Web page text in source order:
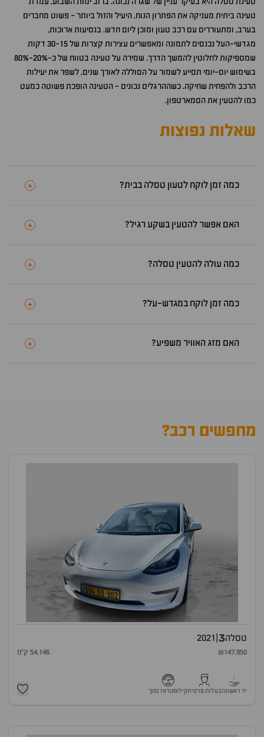
טעינה ביתית מעניקה את הפתרון הנוח, היעיל והזול ביותר - פשוט מחברים
בערב, ומתעוררים עם רכב טעון ומוכן ליום חדש. בנסיעות ארוכות,
מגדשי-העל נכנסים לתמונה ומאפשרים עצירות קצרות של 30-15 דקות
שמספיקות לחלוטין להמשך הדרך. שמירה על טעינה בטווח של כ-20%-80%
בשימוש יום-יומי תסייע לשמור על הסוללה לאורך שנים, לשפר את יעילות
הרכב ולהפחית שחיקה. כשההרגלים נכונים - הטעינה הופכת פשוטה כמעט
כמו להטעין את הסמארטפון.
שאלות נפוצות
כמה זמן לוקח לטעון טסלה בבית? +
האם אפשר להטעין בשקע רגיל? +
כמה עולה להטעין טסלה? +
כמה זמן לוקח במגדש-על? +
האם מזג האוויר משפיע? +
מחפשים רכב?
טסלה3
2021
₪147,950 54,146 ק"מ
1
יד ראשונהבעלות פרטיתקילומטראז נמוך